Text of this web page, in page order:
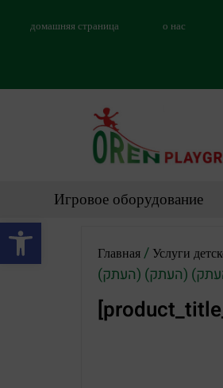
Открыть панель инструментов
домашняя страница о нас
Игровое оборудование
Главная/ Услуги